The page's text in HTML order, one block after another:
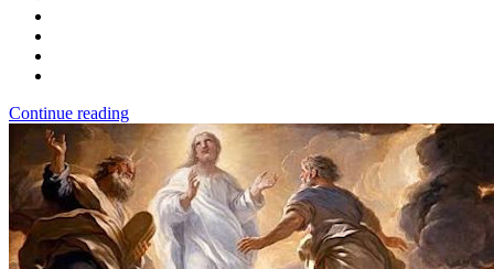
Continue reading